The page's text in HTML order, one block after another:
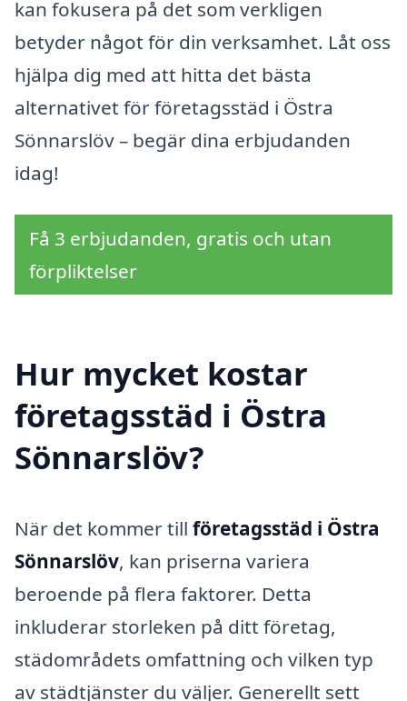
kan fokusera på det som verkligen
betyder något för din verksamhet. Låt oss
hjälpa dig med att hitta det bästa
alternativet för företagsstäd i Östra
Sönnarslöv – begär dina erbjudanden
idag!
Få 3 erbjudanden, gratis och utan
förpliktelser
Hur mycket kostar
företagsstäd i Östra
Sönnarslöv?
När det kommer till företagsstäd i Östra
Sönnarslöv, kan priserna variera
beroende på flera faktorer. Detta
inkluderar storleken på ditt företag,
städområdets omfattning och vilken typ
av städtjänster du väljer. Generellt sett